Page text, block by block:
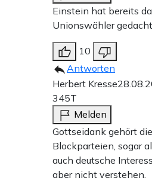
Einstein hat bereits
Unionswähler
10
Antworten
Herbert Kresse
345T
Melden
Gottseidank gehört
Blockparteien, sogar
auch deutsche
aber nicht verstehen.